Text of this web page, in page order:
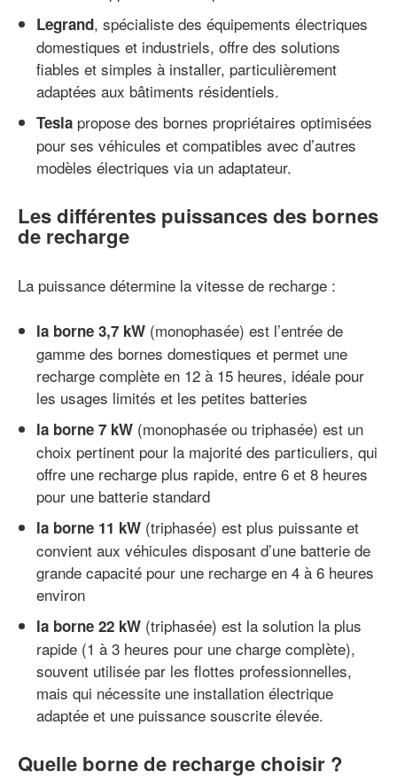
Legrand, spécialiste des équipements électriques
domestiques et industriels, offre des solutions
fiables et simples à installer, particulièrement
adaptées aux bâtiments résidentiels.
Tesla propose des bornes propriétaires optimisées
pour ses véhicules et compatibles avec d’autres
modèles électriques via un adaptateur.
Les différentes puissances des bornes
de recharge
La puissance détermine la vitesse de recharge :
la borne 3,7 kW (monophasée) est l’entrée de
gamme des bornes domestiques et permet une
recharge complète en 12 à 15 heures, idéale pour
les usages limités et les petites batteries
la borne 7 kW (monophasée ou triphasée) est un
choix pertinent pour la majorité des particuliers, qui
offre une recharge plus rapide, entre 6 et 8 heures
pour une batterie standard
la borne 11 kW (triphasée) est plus puissante et
convient aux véhicules disposant d’une batterie de
grande capacité pour une recharge en 4 à 6 heures
environ
la borne 22 kW (triphasée) est la solution la plus
rapide (1 à 3 heures pour une charge complète),
souvent utilisée par les flottes professionnelles,
mais qui nécessite une installation électrique
adaptée et une puissance souscrite élevée.
Quelle borne de recharge choisir ?